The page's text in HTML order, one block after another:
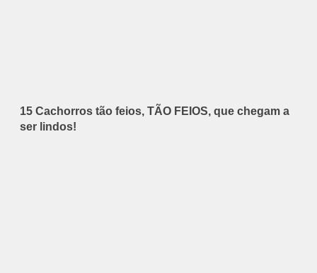
15 Cachorros tão feios, TÃO FEIOS, que chegam a
ser lindos!